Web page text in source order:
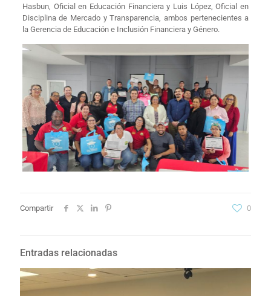
Hasbun, Oficial en Educación Financiera y Luis López, Oficial en
Disciplina de Mercado y Transparencia, ambos pertenecientes a
la Gerencia de Educación e Inclusión Financiera y Género.​
Compartir 0
Entradas relacionadas